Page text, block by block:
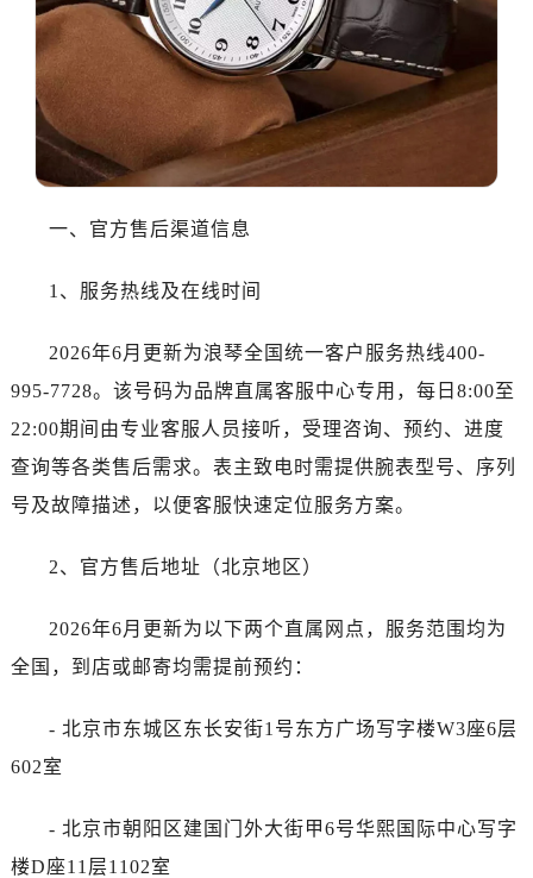
一、官方售后渠道信息
1、服务热线及在线时间
2026年6月更新为浪琴全国统一客户服务热线400-
995-7728。该号码为品牌直属客服中心专用，每日8:00至
22:00期间由专业客服人员接听，受理咨询、预约、进度
查询等各类售后需求。表主致电时需提供腕表型号、序列
号及故障描述，以便客服快速定位服务方案。
2、官方售后地址（北京地区）
2026年6月更新为以下两个直属网点，服务范围均为
全国，到店或邮寄均需提前预约：
- 北京市东城区东长安街1号东方广场写字楼W3座6层
602室
- 北京市朝阳区建国门外大街甲6号华熙国际中心写字
楼D座11层1102室